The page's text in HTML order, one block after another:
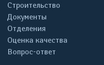
Строительство
Документы
Отделения
Оценка качества
Вопрос-ответ